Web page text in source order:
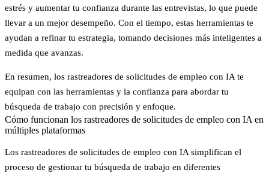
estrés y aumentar tu confianza durante las entrevistas, lo que puede
llevar a un mejor desempeño. Con el tiempo, estas herramientas te
ayudan a refinar tu estrategia, tomando decisiones más inteligentes a
medida que avanzas.
En resumen, los rastreadores de solicitudes de empleo con IA te
equipan con las herramientas y la confianza para abordar tu
búsqueda de trabajo con precisión y enfoque.
Cómo funcionan los rastreadores de solicitudes de empleo con IA en
múltiples plataformas
Los rastreadores de solicitudes de empleo con IA simplifican el
proceso de gestionar tu búsqueda de trabajo en diferentes